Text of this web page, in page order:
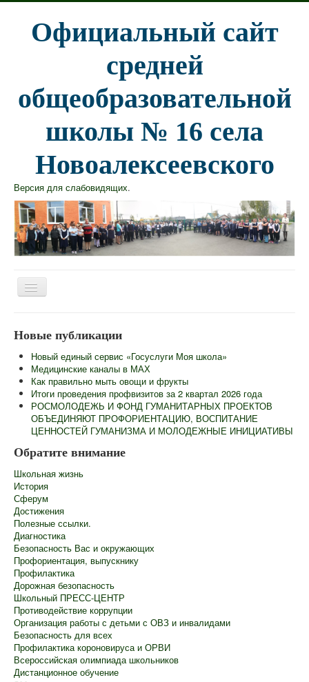
Официальный сайт
средней
общеобразовательной
школы № 16 села
Новоалексеевского
Версия для слабовидящих.
Сведения об образовательной организации
Информационная безопасность
Новости
Контакты
Центр "Точка Роста"
Педагогам
Ученикам
Родителям
ГИА
Роспотребнадзор информирует
Школьный лагерь
Новые публикации
Новый единый сервис «Госуслуги Моя школа»
Медицинские каналы в МАХ
Как правильно мыть овощи и фрукты
Итоги проведения профвизитов за 2 квартал 2026 года
РОСМОЛОДЕЖЬ И ФОНД ГУМАНИТАРНЫХ ПРОЕКТОВ
ОБЪЕДИНЯЮТ ПРОФОРИЕНТАЦИЮ, ВОСПИТАНИЕ
ЦЕННОСТЕЙ ГУМАНИЗМА И МОЛОДЕЖНЫЕ ИНИЦИАТИВЫ
Обратите внимание
Школьная жизнь
История
Сферум
Достижения
Полезные ссылки.
Диагностика
Безопасность Вас и окружающих
Профориентация, выпускнику
Профилактика
Дорожная безопасность
Школьный ПРЕСС-ЦЕНТР
Противодействие коррупции
Организация работы с детьми с ОВЗ и инвалидами
Безопасность для всех
Профилактика короновируса и ОРВИ
Всероссийская олимпиада школьников
Дистанционное обучение